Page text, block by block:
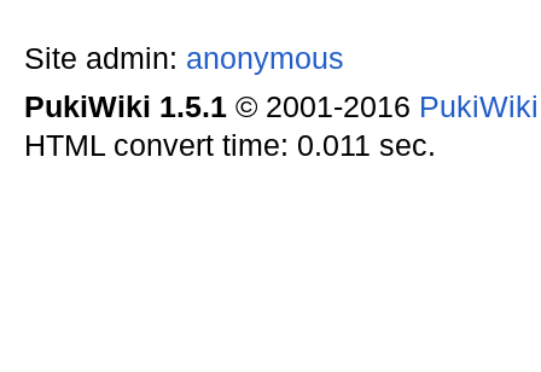
Site admin: anonymous
PukiWiki 1.5.1© 2001-2016
HTML convert time: 0.011 sec.